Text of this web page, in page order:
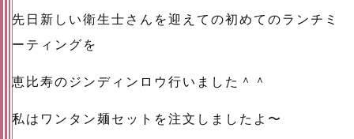
先日新しい衛生士さんを迎えての初めてのランチミ
ーティングを
恵比寿のジンディンロウ行いました＾＾
私はワンタン麺セットを注文しましたよ〜